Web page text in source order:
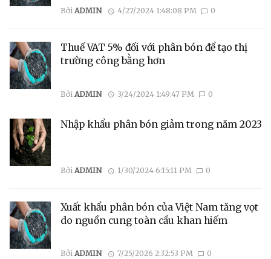
Bởi ADMIN 4/27/2024 1:48:08 PM 0
Thuế VAT 5% đối với phân bón để tạo thị
trường công bằng hơn
Bởi ADMIN 3/24/2024 1:49:47 PM 0
Nhập khẩu phân bón giảm trong năm 2023
Bởi ADMIN 1/30/2024 6:15:11 PM 0
Xuất khẩu phân bón của Việt Nam tăng vọt
do nguồn cung toàn cầu khan hiếm
Bởi ADMIN 7/25/2026 2:32:53 PM 0